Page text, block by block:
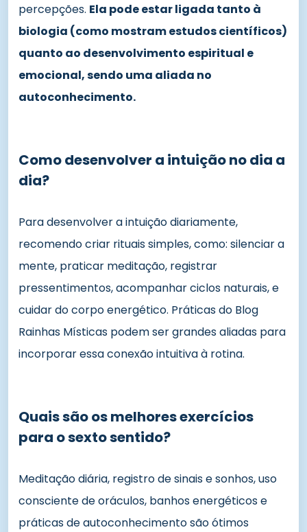
percepções. Ela pode estar ligada tanto à
biologia (como mostram estudos científicos)
quanto ao desenvolvimento espiritual e
emocional, sendo uma aliada no
autoconhecimento.
Como desenvolver a intuição no dia a
dia?
Para desenvolver a intuição diariamente,
recomendo criar rituais simples, como: silenciar a
mente, praticar meditação, registrar
pressentimentos, acompanhar ciclos naturais, e
cuidar do corpo energético. Práticas do Blog
Rainhas Místicas podem ser grandes aliadas para
incorporar essa conexão intuitiva à rotina.
Quais são os melhores exercícios
para o sexto sentido?
Meditação diária, registro de sinais e sonhos, uso
consciente de oráculos, banhos energéticos e
práticas de autoconhecimento são ótimos